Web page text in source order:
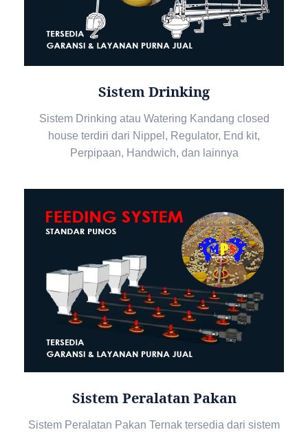
Sistem Drinking
Sistem Drinking atau Watering Kandang closed
house terdiri dari Nippel, Regulator, End kit,
Perpipaan, Handwich, dan lainnya
Sistem Peralatan Pakan
Sistem Peralatan Pakan Ternak tersedia dari sistem